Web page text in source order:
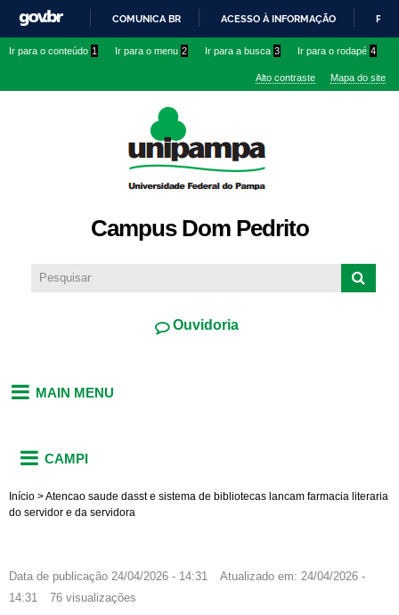
conteúdo
IR
O
COMUNICA BR ACESSO À INFORMAÇÃO
Ir para o conteúdo 1 Ir para o menu 2 Ir para a busca 3 Ir para o rodapé 4
Alto contraste Mapa do site
Campus Dom Pedrito
Ouvidoria
MAIN MENU
CAMPI
Início >Atencao saude dasst e sistema de bibliotecas lancam farmacia literaria
do servidor e da servidora
Data de publicação 24/04/2026 - 14:31 Atualizado em: 24/04/2026 -
14:31
76 visualizações